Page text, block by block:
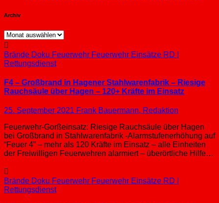
Archiv
Archiv
Brände Doku Feuerwehr Feuerwehr Einsätze RD |
Rettungsdienst
F4 – Großbrand in Hagener Stahlwarenfabrik – Riesige
Rauchsäule über Hagen – 120+ Kräfte im Einsatz
25. September 2021 Frank Bauermann, Redaktion
Feuerwehr-Gorßeinsatz: Riesige Rauchsäule über Hagen
bei Großbrand in Stahlwarenfabrik -Alarmstufenerhöhung auf
“Feuer 4” – mehr als 120 Kräfte im Einsatz – alle Einheiten
der Freiwilligen Feuerwehren alarmiert – überörtliche Hilfe…
Brände Doku Feuerwehr Feuerwehr Einsätze RD |
Rettungsdienst